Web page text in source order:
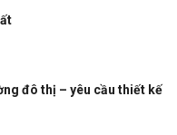
đô thị – yêu cầu thiết kế